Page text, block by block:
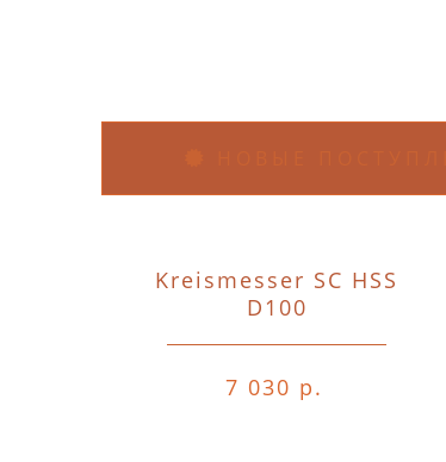
Kreismesser SC HSS
D100
7 030 р.